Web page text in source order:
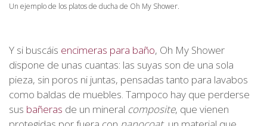
Un ejemplo de los platos de ducha de Oh My Shower.
Y si buscáis encimeras para baño, Oh My Shower
dispone de unas cuantas: las suyas son de una sola
pieza, sin poros ni juntas, pensadas tanto para lavabos
como baldas de muebles. Tampoco hay que perderse
sus bañeras de un mineral composite, que vienen